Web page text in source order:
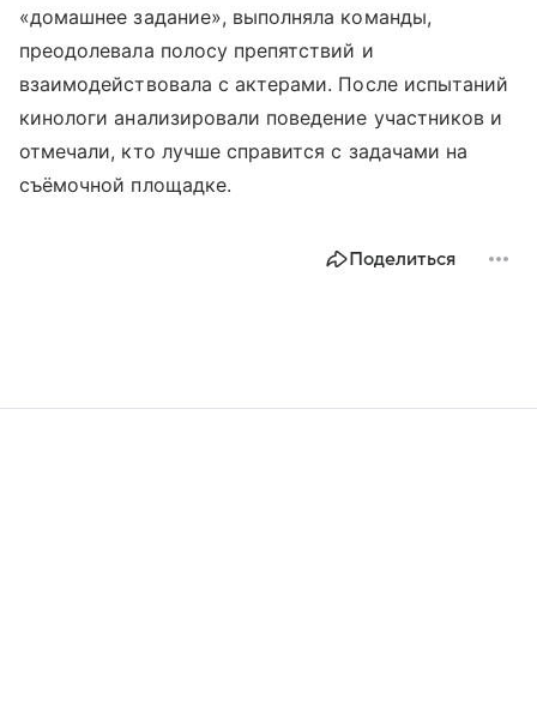
«домашнее задание», выполняла команды,
преодолевала полосу препятствий и
взаимодействовала с актерами. После испытаний
кинологи анализировали поведение участников и
отмечали, кто лучше справится с задачами на
съёмочной площадке.
Поделиться